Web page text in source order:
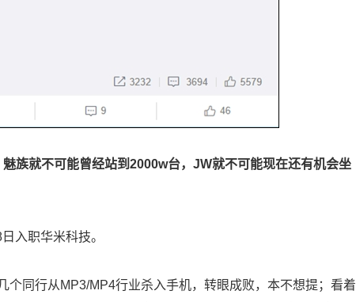
族就不可能曾经站到2000w台，JW就不可能现在还有机会坐
入职华米科技。
个同行从MP3/MP4行业杀入手机，转眼成败，本不想提；看着